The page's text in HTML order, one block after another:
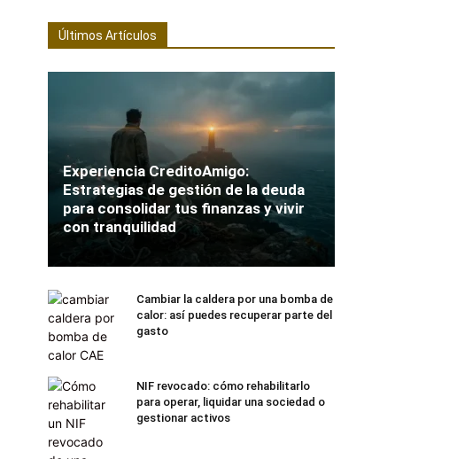
Últimos Artículos
Experiencia CreditoAmigo:
Estrategias de gestión de la deuda
para consolidar tus finanzas y vivir
con tranquilidad
Cambiar la caldera por una bomba de
calor: así puedes recuperar parte del
gasto
NIF revocado: cómo rehabilitarlo
para operar, liquidar una sociedad o
gestionar activos